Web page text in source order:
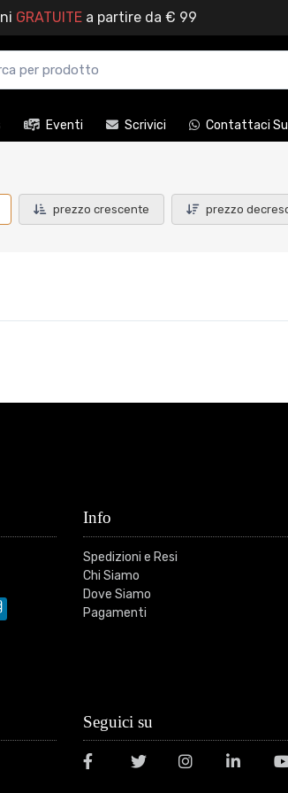
GRATUITEa partire da € 99
Eventi Scrivici Contattaci Su
prezzo crescente prezzo
Info
Spedizioni e Resi
Chi Siamo
Dove Siamo
Pagamenti
Seguici su